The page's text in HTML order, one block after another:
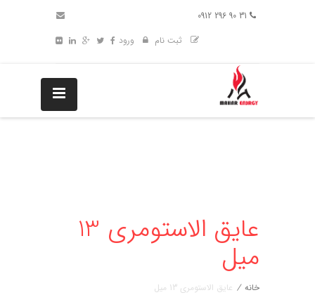
ثبت نام
ورود
عایق الاستومری 13
میل
خانه / عایق الاستومری 13 میل